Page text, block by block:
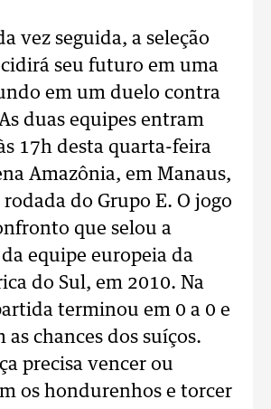
vez seguida, a seleção
seu futuro em uma
em um duelo contra
duas equipes entram
17h desta quarta-feira
Amazônia, em Manaus,
do Grupo E. O jogo
que selou a
equipe europeia da
do Sul, em 2010. Na
terminou em 0 a 0 e
as chances dos suíços.
precisa vencer ou
os hondurenhos e torcer